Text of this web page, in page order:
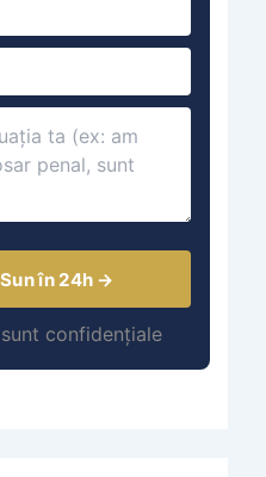
în 24h →
confidențiale